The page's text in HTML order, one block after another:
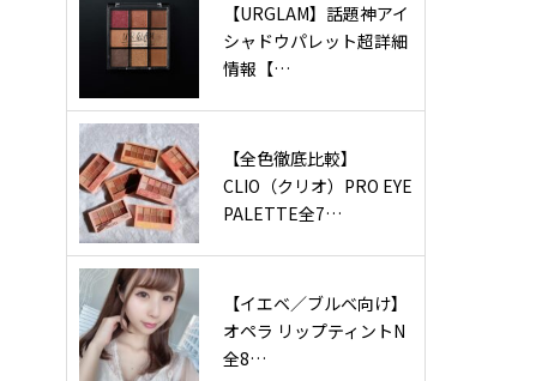
【URGLAM】話題神アイ
シャドウパレット超詳細
情報【…
【全色徹底比較】
CLIO（クリオ）PRO EYE
PALETTE全7…
【イエベ／ブルベ向け】
オペラ リップティントN
全8…